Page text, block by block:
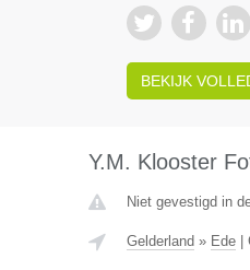
BEKIJK
Y.M. Klooster
Niet gevestigd in
Gelderland » Ede|